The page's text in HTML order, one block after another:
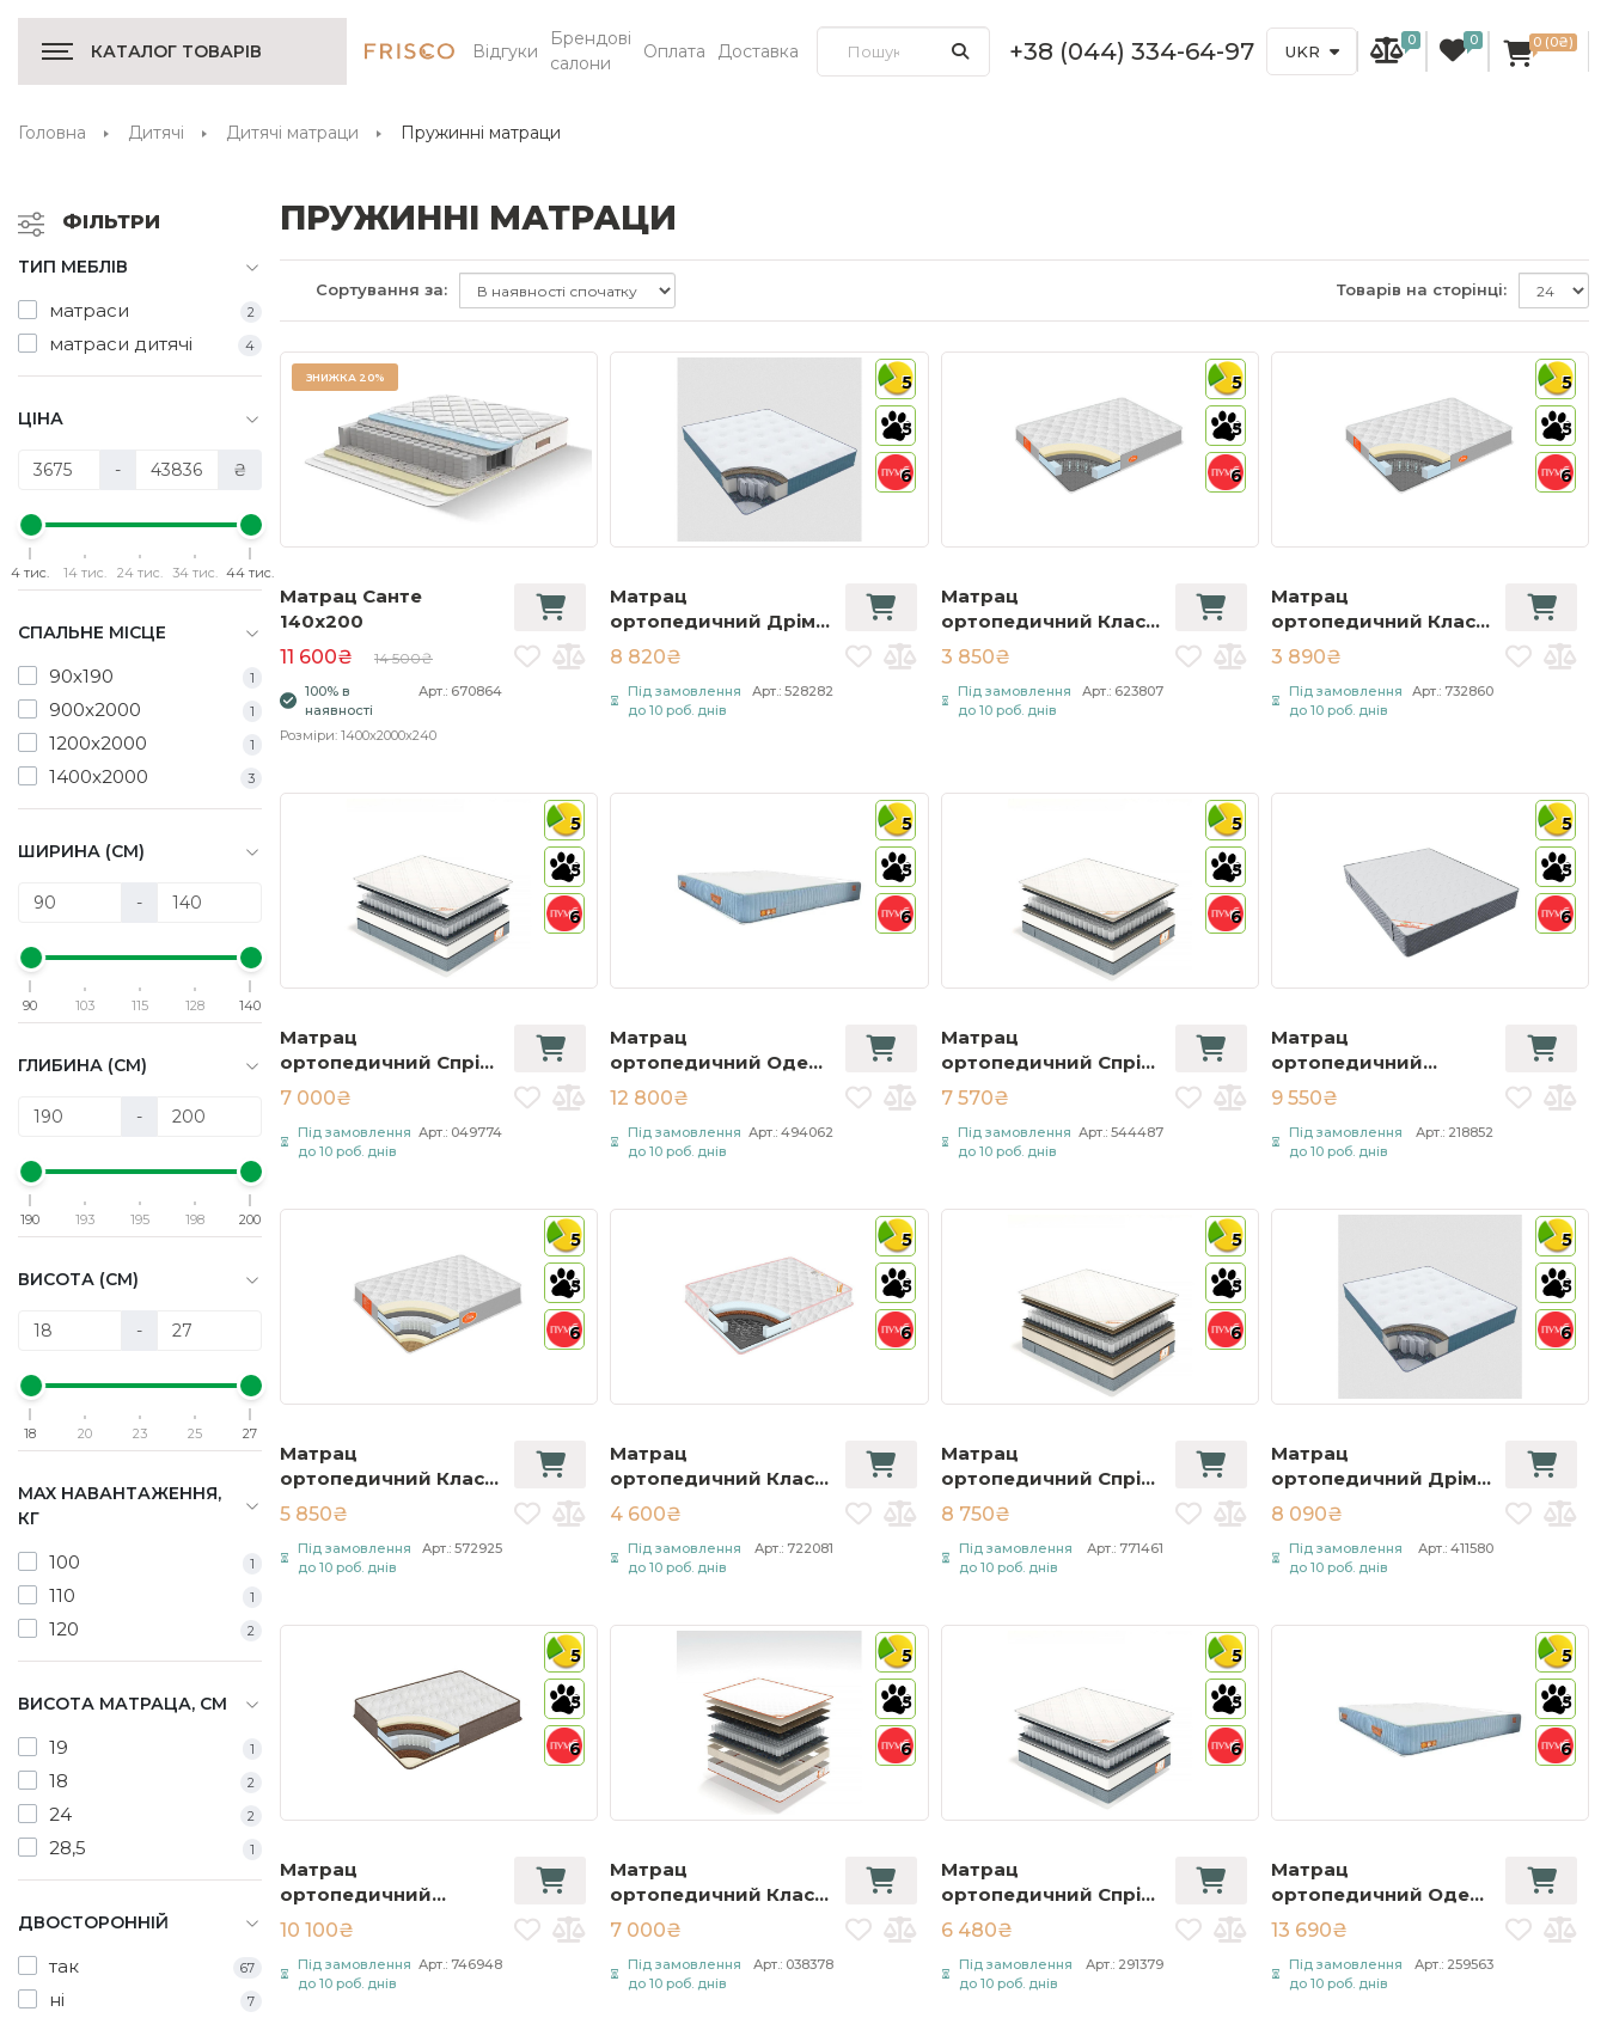
КАТАЛОГ ТОВАРІВ Відгуки
Брендові
салони
Оплата Доставка +38 (044) 334-64-97 UKR
0 0 0 (0₴)
Головна Дитячі Дитячі матраци Пружинні матраци
ФІЛЬТРИ
ТИП МЕБЛІВ
матраси 2
матраси дитячі 4
ЦІНА
- ₴
4 тис. 14 тис. 24 тис. 34 тис. 44 тис.
СПАЛЬНЕ МІСЦЕ
90х190 1
900x2000 1
1200x2000 1
1400x2000 3
ШИРИНА (СМ)
-
90 103 115 128 140
ГЛИБИНА (СМ)
-
190 193 195 198 200
ВИСОТА (СМ)
-
18 20 23 25 27
MAX НАВАНТАЖЕННЯ,
КГ
100 1
110 1
120 2
ВИСОТА МАТРАЦА, СМ
19 1
18 2
24 2
28,5 1
ДВОСТОРОННІЙ
так 67
ні 7
ПРУЖИННІ МАТРАЦИ
Сортування за: Товарів на сторінці:
ЗНИЖКА 20%
Матрац Санте
140x200
11 600₴
14 500₴
Арт.: 670864
100% в
наявності
Розміри: 1400x2000x240
5
5
6
Матрац
ортопедичний Дрім
Кокос / Dream Cocos
90х200 см Білий
8 820₴
Арт.: 528282
Під замовлення
до 10 роб. днів
5
5
6
Матрац
ортопедичний Класік
Економ / Classic
Econom 80х190 см
Білий
3 850₴
Арт.: 623807
Під замовлення
до 10 роб. днів
5
5
6
Матрац
ортопедичний Класік
/ Classic 70х200 см
Білий
3 890₴
Арт.: 732860
Під замовлення
до 10 роб. днів
5
5
6
Матрац
ортопедичний Спрінг
Оптіма / Spring
Optima 90х200 см
Білий
7 000₴
Арт.: 049774
Під замовлення
до 10 роб. днів
5
5
6
Матрац
ортопедичний Одеса
/ Odesa 80х190 см
Білий
12 800₴
Арт.: 494062
Під замовлення
до 10 роб. днів
5
5
6
Матрац
ортопедичний Спрінг
Меморі / Spring
Memory 80х190 см
Білий
7 570₴
Арт.: 544487
Під замовлення
до 10 роб. днів
5
5
6
Матрац
ортопедичний
Санлайн Люкс /
Sunline Lux 90х190 см
Сірий
9 550₴
Арт.: 218852
Під замовлення
до 10 роб. днів
5
5
6
Матрац
ортопедичний Класік
Люкс / Classic Lux
80х200 см Білий
5 850₴
Арт.: 572925
Під замовлення
до 10 роб. днів
5
5
6
Матрац
ортопедичний Класік
/ Classic с кокосом
80х200 см Білий
4 600₴
Арт.: 722081
Під замовлення
до 10 роб. днів
5
5
6
Матрац
ортопедичний Спрінг
Кокос Дабл / Spring
Cocos Double 90х190
см Білий
8 750₴
Арт.: 771461
Під замовлення
до 10 роб. днів
5
5
6
Матрац
ортопедичний Дрім
Кокос / Dream Cocos
80х200 см Білий
8 090₴
Арт.: 411580
Під замовлення
до 10 роб. днів
5
5
6
Матрац
ортопедичний
Савана / Savanna
90х190 см Білий
10 100₴
Арт.: 746948
Під замовлення
до 10 роб. днів
5
5
6
Матрац
ортопедичний Класік
Люкс / Classic Lux с
кокосом 90х200 см
Білий
7 000₴
Арт.: 038378
Під замовлення
до 10 роб. днів
5
5
6
Матрац
ортопедичний Спрінг
Оптіма / Spring
Optima 80х200 см
Білий
6 480₴
Арт.: 291379
Під замовлення
до 10 роб. днів
5
5
6
Матрац
ортопедичний Одеса
/ Odesa 90х190 см
Білий
13 690₴
Арт.: 259563
Під замовлення
до 10 роб. днів